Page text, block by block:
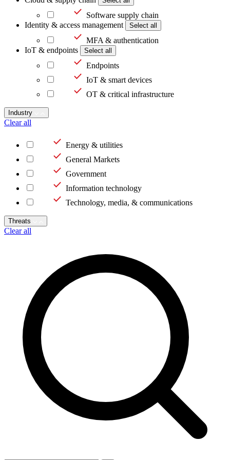
Software supply chain
Identity & access management
Select all
MFA & authentication
IoT & endpoints
Select all
Endpoints
IoT & smart devices
OT & critical infrastructure
Industry
Clear all
Energy & utilities
General Markets
Government
Information technology
Technology, media, & communications
Threats
Clear all